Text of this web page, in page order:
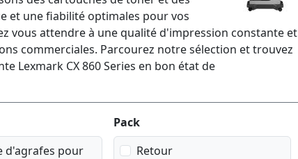
et une fiabilité optimales pour vos
vous attendre à une qualité d'impression constante et
commerciales. Parcourez notre sélection et trouvez
Lexmark CX 860 Series en bon état de
d'agrafes pour
Pack
Retour